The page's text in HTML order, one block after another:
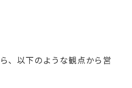
、以下のような観点から営